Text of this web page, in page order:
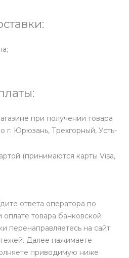
при получении товара
г. Юрюзань, Трехгорный, Усть-
(принимаются карты Visa,
ответа оператора по
товара банковской
перенаправляетесь на сайт
Далее нажимаете
приводимую ниже